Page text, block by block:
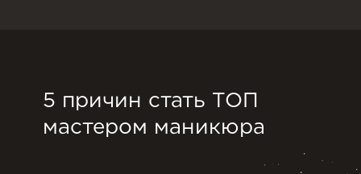
5 причин стать ТОП
мастером маникюра